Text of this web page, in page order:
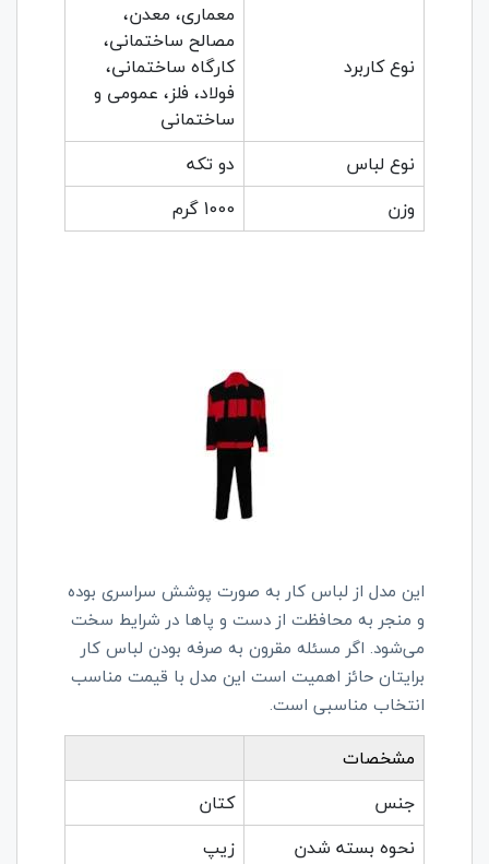
نوع کاربرد
معماری، معدن،
مصالح ساختمانی،
کارگاه ساختمانی،
فولاد، فلز، عمومی و
ساختمانی
نوع لباس
دو تکه
وزن
1000 گرم
این مدل از لباس کار به صورت پوشش سراسری بوده
و منجر به محافظت از دست و پاها در شرایط سخت
می‌شود. اگر مسئله مقرون به صرفه بودن لباس کار
برایتان حائز اهمیت است این مدل با قیمت مناسب
انتخاب مناسبی است.
مشخصات
جنس
کتان
نحوه بسته شدن
زیپ